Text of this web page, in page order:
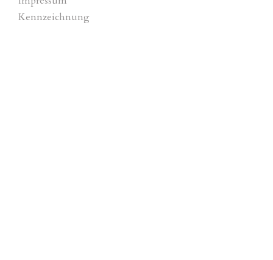
Kennzeichnung